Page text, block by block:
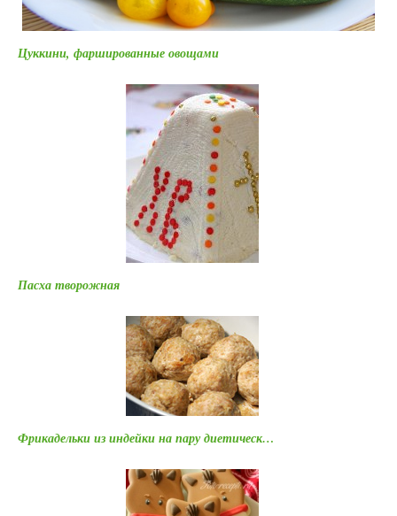
Цуккини, фаршированные овощами
Пасха творожная
Фрикадельки из индейки на пару диетическ…